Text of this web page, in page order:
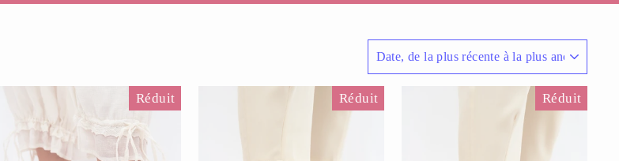
Réduit Réduit Réduit